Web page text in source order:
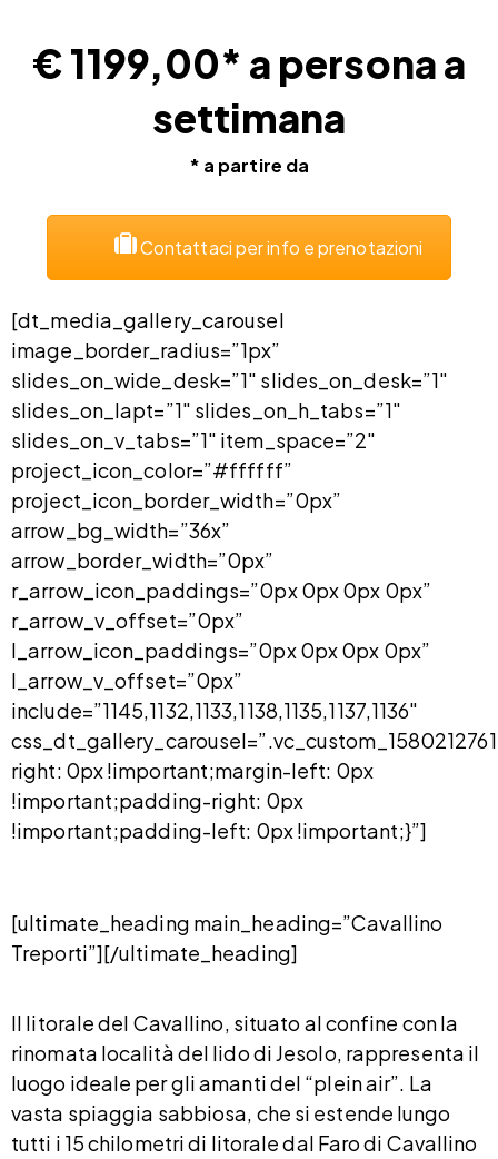
€ 1199,00* a persona a
settimana
* a partire da
Contattaci per info e prenotazioni
[dt_media_gallery_carousel
image_border_radius=”1px”
slides_on_wide_desk=”1″ slides_on_desk=”1″
slides_on_lapt=”1″ slides_on_h_tabs=”1″
slides_on_v_tabs=”1″ item_space=”2″
project_icon_color=”#ffffff”
project_icon_border_width=”0px”
arrow_bg_width=”36x”
arrow_border_width=”0px”
r_arrow_icon_paddings=”0px 0px 0px 0px”
r_arrow_v_offset=”0px”
l_arrow_icon_paddings=”0px 0px 0px 0px”
l_arrow_v_offset=”0px”
include=”1145,1132,1133,1138,1135,1137,1136″
right: 0px !important;margin-left: 0px
!important;padding-right: 0px
!important;padding-left: 0px !important;}”]
[ultimate_heading main_heading=”Cavallino
Treporti”][/ultimate_heading]
Il litorale del Cavallino, situato al confine con la
rinomata località del lido di Jesolo, rappresenta il
luogo ideale per gli amanti del “plein air”. La
vasta spiaggia sabbiosa, che si estende lungo
tutti i 15 chilometri di litorale dal Faro di Cavallino